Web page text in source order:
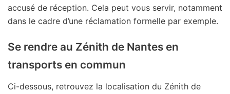
accusé de réception. Cela peut vous servir, notamment
dans le cadre d’une réclamation formelle par exemple.
Se rendre au Zénith de Nantes en
transports en commun
Ci-dessous, retrouvez la localisation du Zénith de